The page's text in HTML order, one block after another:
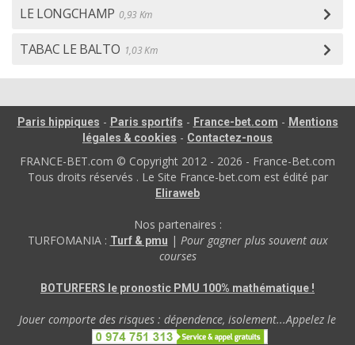
LE LONGCHAMP 0,93 Km
TABAC LE BALTO 1,03 Km
Paris hippiques - Paris sportifs - France-bet.com - Mentions
légales & cookies - Contactez-nous
FRANCE-BET.com © Copyright 2012 - 2026 - France-Bet.com
Tous droits réservés . Le Site France-bet.com est édité par
Eliraweb
Nos partenaires :
TURFOMANIA : Turf & pmu | Pour gagner plus souvent aux
courses
BOTURFERS le pronostic PMU 100% mathématique !
Jouer comporte des risques : dépendence, isolement...Appelez le